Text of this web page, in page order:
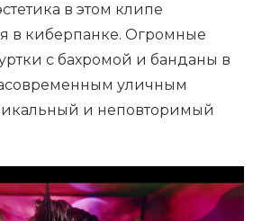
в этом клипе
в киберпанке. Огромные
с бахромой и банданы в
уличным
и неповторимый